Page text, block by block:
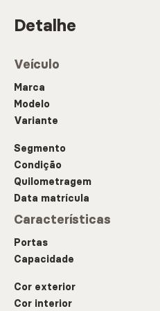
Detalhe
Veículo
Marca
Modelo
Variante
Segmento
Condição
Quilometragem
Data matrícula
Características
Portas
Capacidade
Cor exterior
Cor interior